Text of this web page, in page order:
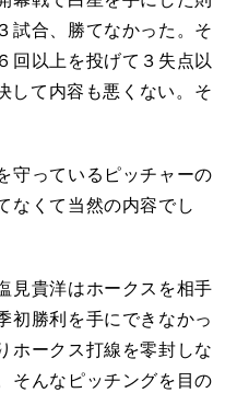
試合、勝てなかった。そ
回以上を投げて３失点以
して内容も悪くない。そ
守っているピッチャーの
なくて当然の内容でし
見貴洋はホークスを相手
初勝利を手にできなかっ
ホークス打線を零封しな
そんなピッチングを目の